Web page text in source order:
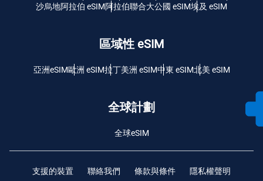
沙烏地阿拉伯 eSIM阿拉伯聯合大公國 eSIM埃及 eSIM
區域性 eSIM
亞洲eSIM歐洲 eSIM拉丁美洲 eSIM中東 eSIM北美 eSIM
全球計劃
全球eSIM
支援的裝置 聯絡我們 條款與條件 隱私權聲明